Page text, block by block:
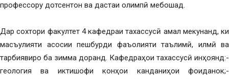
профессору дотсентон ва дастаи олимпӣ мебошад.
Дар сохтори факултет 4 кафедраи тахассусӣ амал мекунанд, ки
масъулияти асосии пешбурди фаъолияти таълимӣ, илмӣ ва
тарбиявиро ба зимма доранд. Кафедраҳои тахассусӣ инҳоянд:-
геология ва иктишофи конҳои канданиҳои фоиданок;-